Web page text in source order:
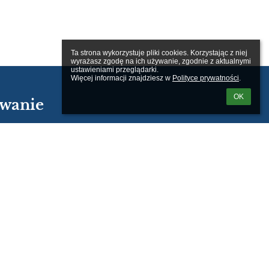
Ta strona wykorzystuje pliki cookies. Korzystając z niej
wyrażasz zgodę na ich używanie, zgodnie z aktualnymi
ustawieniami przeglądarki.
Więcej informacji znajdziesz w Polityce prywatności.
OK